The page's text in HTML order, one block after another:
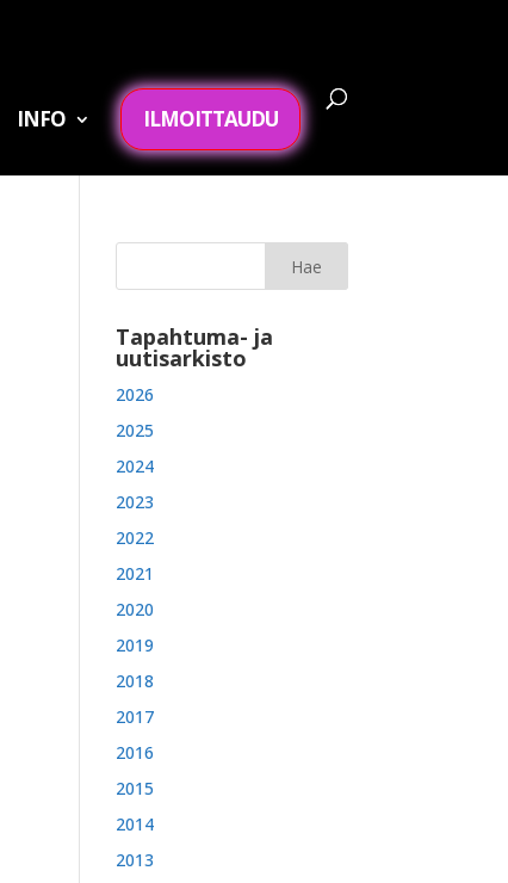
INFO ILMOITTAUDU
Tapahtuma- ja
uutisarkisto
2026
2025
2024
2023
2022
2021
2020
2019
2018
2017
2016
2015
2014
2013